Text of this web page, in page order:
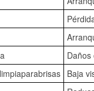
Baja